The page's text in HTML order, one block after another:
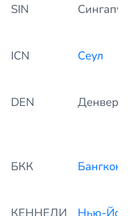
SIN Сингапур
ICN Сеул
DEN Денвер
БКК Бангкок
КЕННЕДИ Нью-Йорк